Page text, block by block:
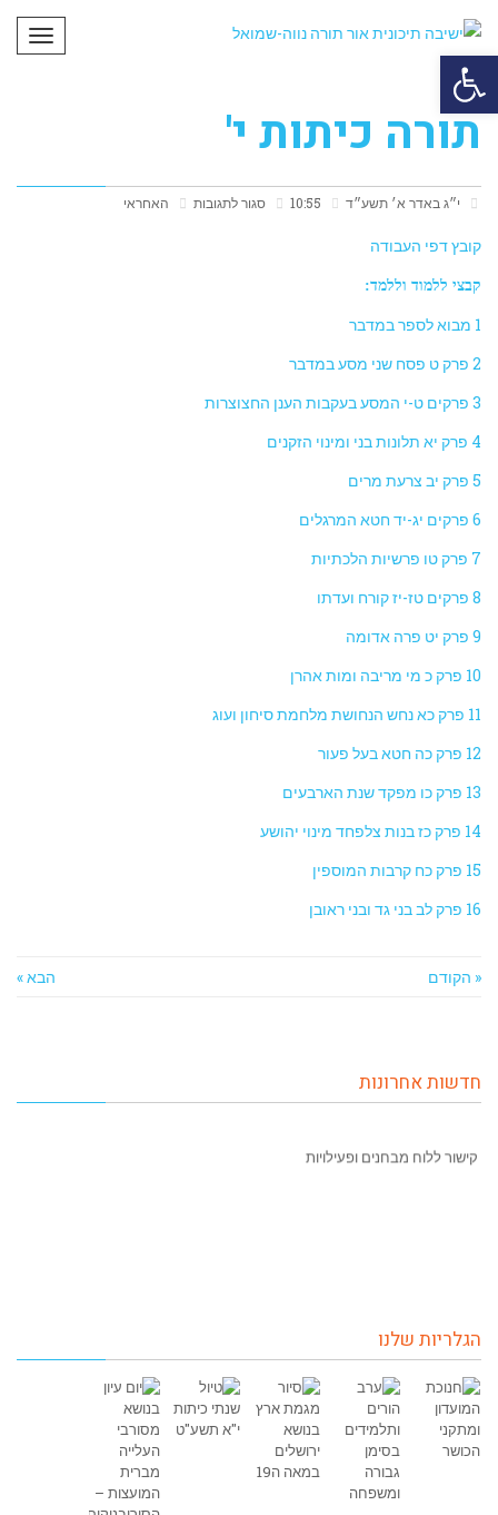
פתח סרגל נגישות
תורה כיתות י'
י״ג באדר א׳ תשע״ד סגור לתגובות האחראי
קובץ דפי העבודה
קבצי ללמוד וללמד:
1 מבוא לספר במדבר
2 פרק ט פסח שני מסע במדבר
3 פרקים ט-י המסע בעקבות הענן החצוצרות
4 פרק יא תלונות בני ומינוי הזקנים
5 פרק יב צרעת מרים
6 פרקים יג-יד חטא המרגלים
7 פרק טו פרשיות הלכתיות
8 פרקים טז-יז קורח ועדתו
9 פרק יט פרה אדומה
10 פרק כ מי מריבה ומות אהרן
11 פרק כא נחש הנחושת מלחמת סיחון ועוג
12 פרק כה חטא בעל פעור
13 פרק כו מפקד שנת הארבעים
14 פרק כז בנות צלפחד מינוי יהושע
15 פרק כח קרבות המוספין
16 פרק לב בני גד ובני ראובן
« הקודם הבא »
חדשות אחרונות
קישור ללוח מבחנים ופעילויות
הגלריות שלנו